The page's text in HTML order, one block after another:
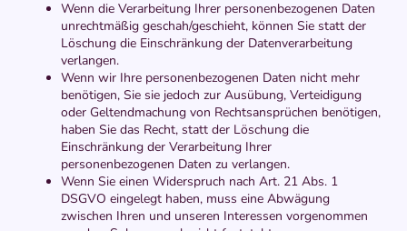
Wenn die Verarbeitung Ihrer personenbezogenen Daten
unrechtmäßig geschah/geschieht, können Sie statt der
Löschung die Einschränkung der Datenverarbeitung
verlangen.
Wenn wir Ihre personenbezogenen Daten nicht mehr
benötigen, Sie sie jedoch zur Ausübung, Verteidigung
oder Geltendmachung von Rechtsansprüchen benötigen,
haben Sie das Recht, statt der Löschung die
Einschränkung der Verarbeitung Ihrer
personenbezogenen Daten zu verlangen.
Wenn Sie einen Widerspruch nach Art. 21 Abs. 1
DSGVO eingelegt haben, muss eine Abwägung
zwischen Ihren und unseren Interessen vorgenommen